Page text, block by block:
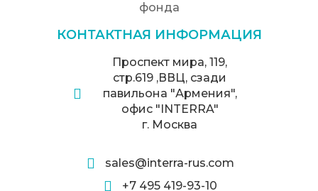
фонда
КОНТАКТНАЯ ИНФОРМАЦИЯ
Проспект мира, 119,
стр.619 ,ВВЦ, сзади
павильона "Армения",
офис "INTERRA"
г. Москва
sales@interra-rus.com
+7 495 419-93-10